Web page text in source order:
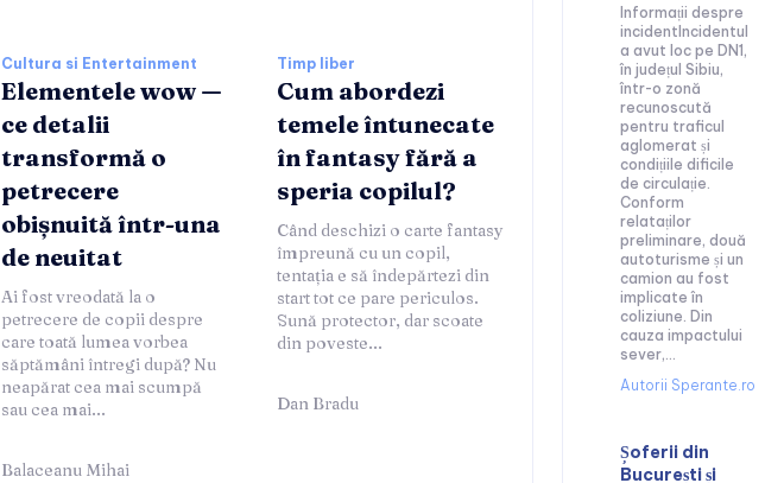
Cultura si Entertainment
Elementele wow —
ce detalii
transformă o
petrecere
obișnuită într-una
de neuitat
Ai fost vreodată la o
petrecere de copii despre
care toată lumea vorbea
săptămâni întregi după? Nu
neapărat cea mai scumpă
sau cea mai...
Balaceanu Mihai
Timp liber
Cum abordezi
temele întunecate
în fantasy fără a
speria copilul?
Când deschizi o carte fantasy
împreună cu un copil,
tentația e să îndepărtezi din
start tot ce pare periculos.
Sună protector, dar scoate
din poveste...
Dan Bradu
Informații despre
incidentIncidentul
a avut loc pe DN1,
în județul Sibiu,
într-o zonă
recunoscută
pentru traficul
aglomerat și
condițiile dificile
de circulație.
Conform
relataților
preliminare, două
autoturisme și un
camion au fost
implicate în
coliziune. Din
cauza impactului
sever,...
Autorii Sperante.ro
Șoferii din
București și